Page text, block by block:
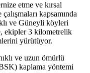
etme ve kırsal
kapsamında
ve Güneyli köyleri
ekipler 3 kilometrelik
yürütüyor.
ve uzun ömürlü
kaplama yöntemi